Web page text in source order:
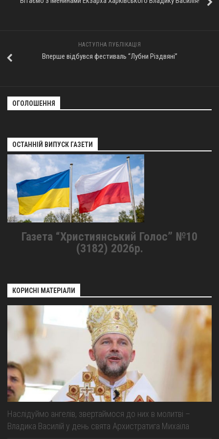
НАСТУПНА ПУБЛІКАЦІЯ
Вперше відбувся фестиваль “Лубни Різдвяні”
ОГОЛОШЕННЯ
ОСТАННІЙ ВИПУСК ГАЗЕТИ
Газета “Християнський Голос” №10
(3182) 2026р.
КОРИСНІ МАТЕРІАЛИ
Наслідуймо ангелів, звертаймося до них в молитві –
Владика Василій у день свята Архистратига Михаїла